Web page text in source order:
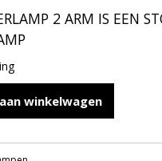
2 ARM IS EEN
winkelwagen